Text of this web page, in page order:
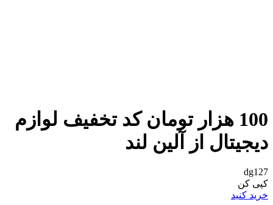
100 هزار تومان کد تخفیف لوازم
دیجیتال از آلین لند
dg127
کپی کن
خرید کنید